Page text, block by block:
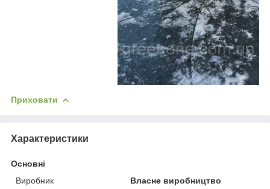
Приховати
Характеристики
Основні
Виробник
Власне виробництво